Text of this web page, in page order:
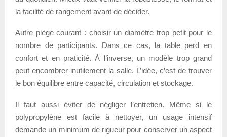
la facilité de rangement avant de décider.
Autre piège courant : choisir un diamètre trop petit pour le
nombre de participants. Dans ce cas, la table perd en
confort et en praticité. À l’inverse, un modèle trop grand
peut encombrer inutilement la salle. L’idée, c’est de trouver
le bon équilibre entre capacité, circulation et stockage.
Il faut aussi éviter de négliger l’entretien. Même si le
polypropylène est facile à nettoyer, un usage intensif
demande un minimum de rigueur pour conserver un aspect